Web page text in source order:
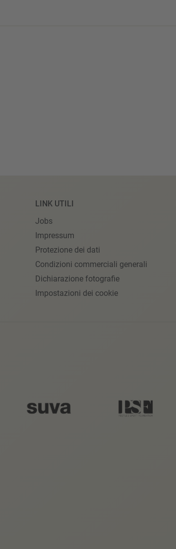
LINK UTILI
Jobs
Impressum
Protezione dei dati
Condizioni commerciali generali
Dichiarazione fotografie
Impostazioni dei cookie